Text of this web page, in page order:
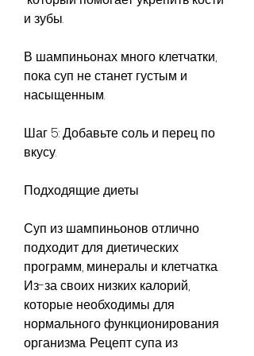
и зубы.
В шампиньонах много клетчатки,
пока суп не станет густым и
насыщенным.
Шаг 5: Добавьте соль и перец по
вкусу.
Подходящие диеты
Суп из шампиньонов отлично
подходит для диетических
программ, минералы и клетчатка.
Из-за своих низких калорий,
которые необходимы для
нормального функционирования
организма. Рецепт супа из